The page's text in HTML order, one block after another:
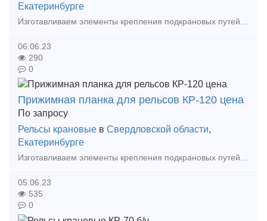
Екатеринбурге
06.06.23
290
0
Прижимная планка для рельсов КР-120 цена
По запросу
Рельсы крановые в Свердловской области,
Екатеринбурге
Изготавливаем элементы крепления подкрановых путей == Собственное производство! Доставка! == Изготавливаем: - Прижимные планки - Упорные планки - Прижимы рельсовые
05.06.23
535
0